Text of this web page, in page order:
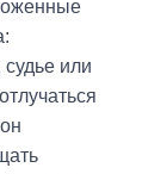
судье или